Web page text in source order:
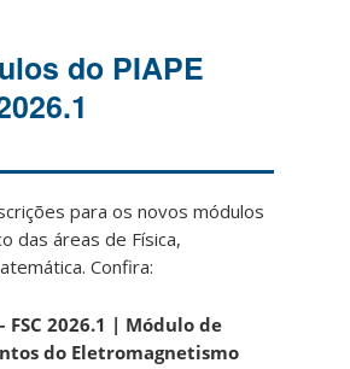
do PIAPE
para os novos módulos
das áreas de Física,
Confira:
FSC 2026.1 | Módulo de
do Eletromagnetismo